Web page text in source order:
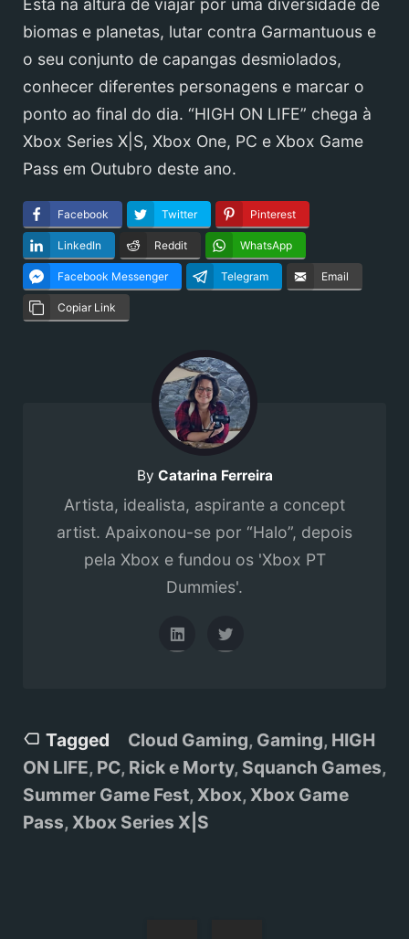
Está na altura de viajar por uma diversidade de
biomas e planetas, lutar contra Garmantuous e
o seu conjunto de capangas desmiolados,
conhecer diferentes personagens e marcar o
ponto ao final do dia. “HIGH ON LIFE” chega à
Xbox Series X|S, Xbox One, PC e Xbox Game
Pass em Outubro deste ano.
Facebook Twitter Pinterest
LinkedIn Reddit WhatsApp
Facebook Messenger Telegram Email
Copiar Link
By Catarina Ferreira
Artista, idealista, aspirante a concept
artist. Apaixonou-se por “Halo”, depois
pela Xbox e fundou os 'Xbox PT
Dummies'.
Tagged Cloud Gaming, Gaming, HIGH
ON LIFE, PC, Rick e Morty, Squanch Games,
Summer Game Fest,Xbox,Xbox Game
Pass,Xbox Series X|S